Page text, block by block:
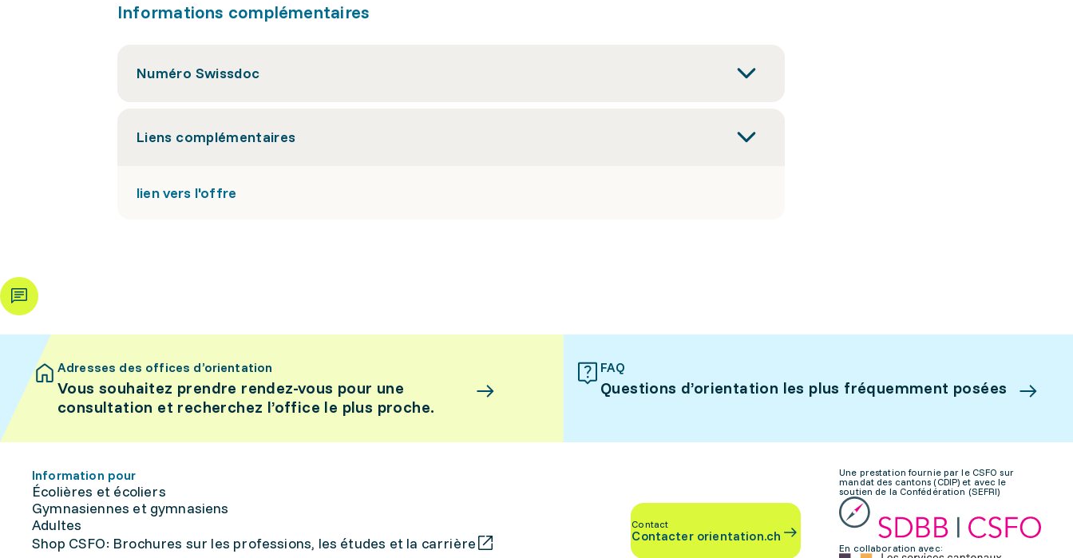
Informations complémentaires
Numéro Swissdoc
Liens complémentaires
lien vers l'offre
Adresses des offices d’orientation
Vous souhaitez prendre rendez-vous pour une
consultation et recherchez l’office le plus proche.
FAQ
Questions d’orientation les plus fréquemment posées
Information pour
Écolières et écoliers
Gymnasiennes et gymnasiens
Adultes
Shop CSFO: Brochures sur les professions, les études et la carrière
Contact
Contacter orientation.ch
Une prestation fournie par le CSFO sur
mandat des cantons (CDIP) et avec le
soutien de la Confédération (SEFRI)
En collaboration avec: